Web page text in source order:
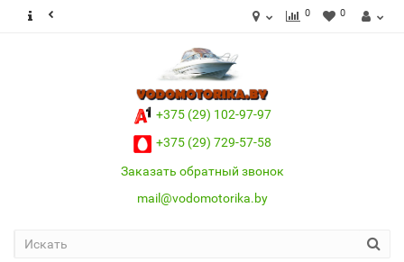
0 0
+375 (29) 102-97-97
+375 (29) 729-57-58
Заказать обратный звонок
mail@vodomotorika.by